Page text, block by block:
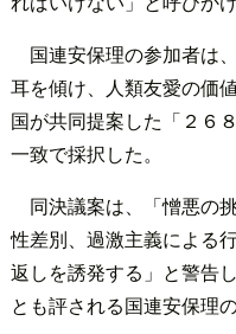
国連安保理の参加者は
耳を傾け、人類友愛の価
国が共同提案した「２６
一致で採択した。
同決議案は、「憎悪の
性差別、過激主義による
返しを誘発する」と警告
とも評される国連安保理